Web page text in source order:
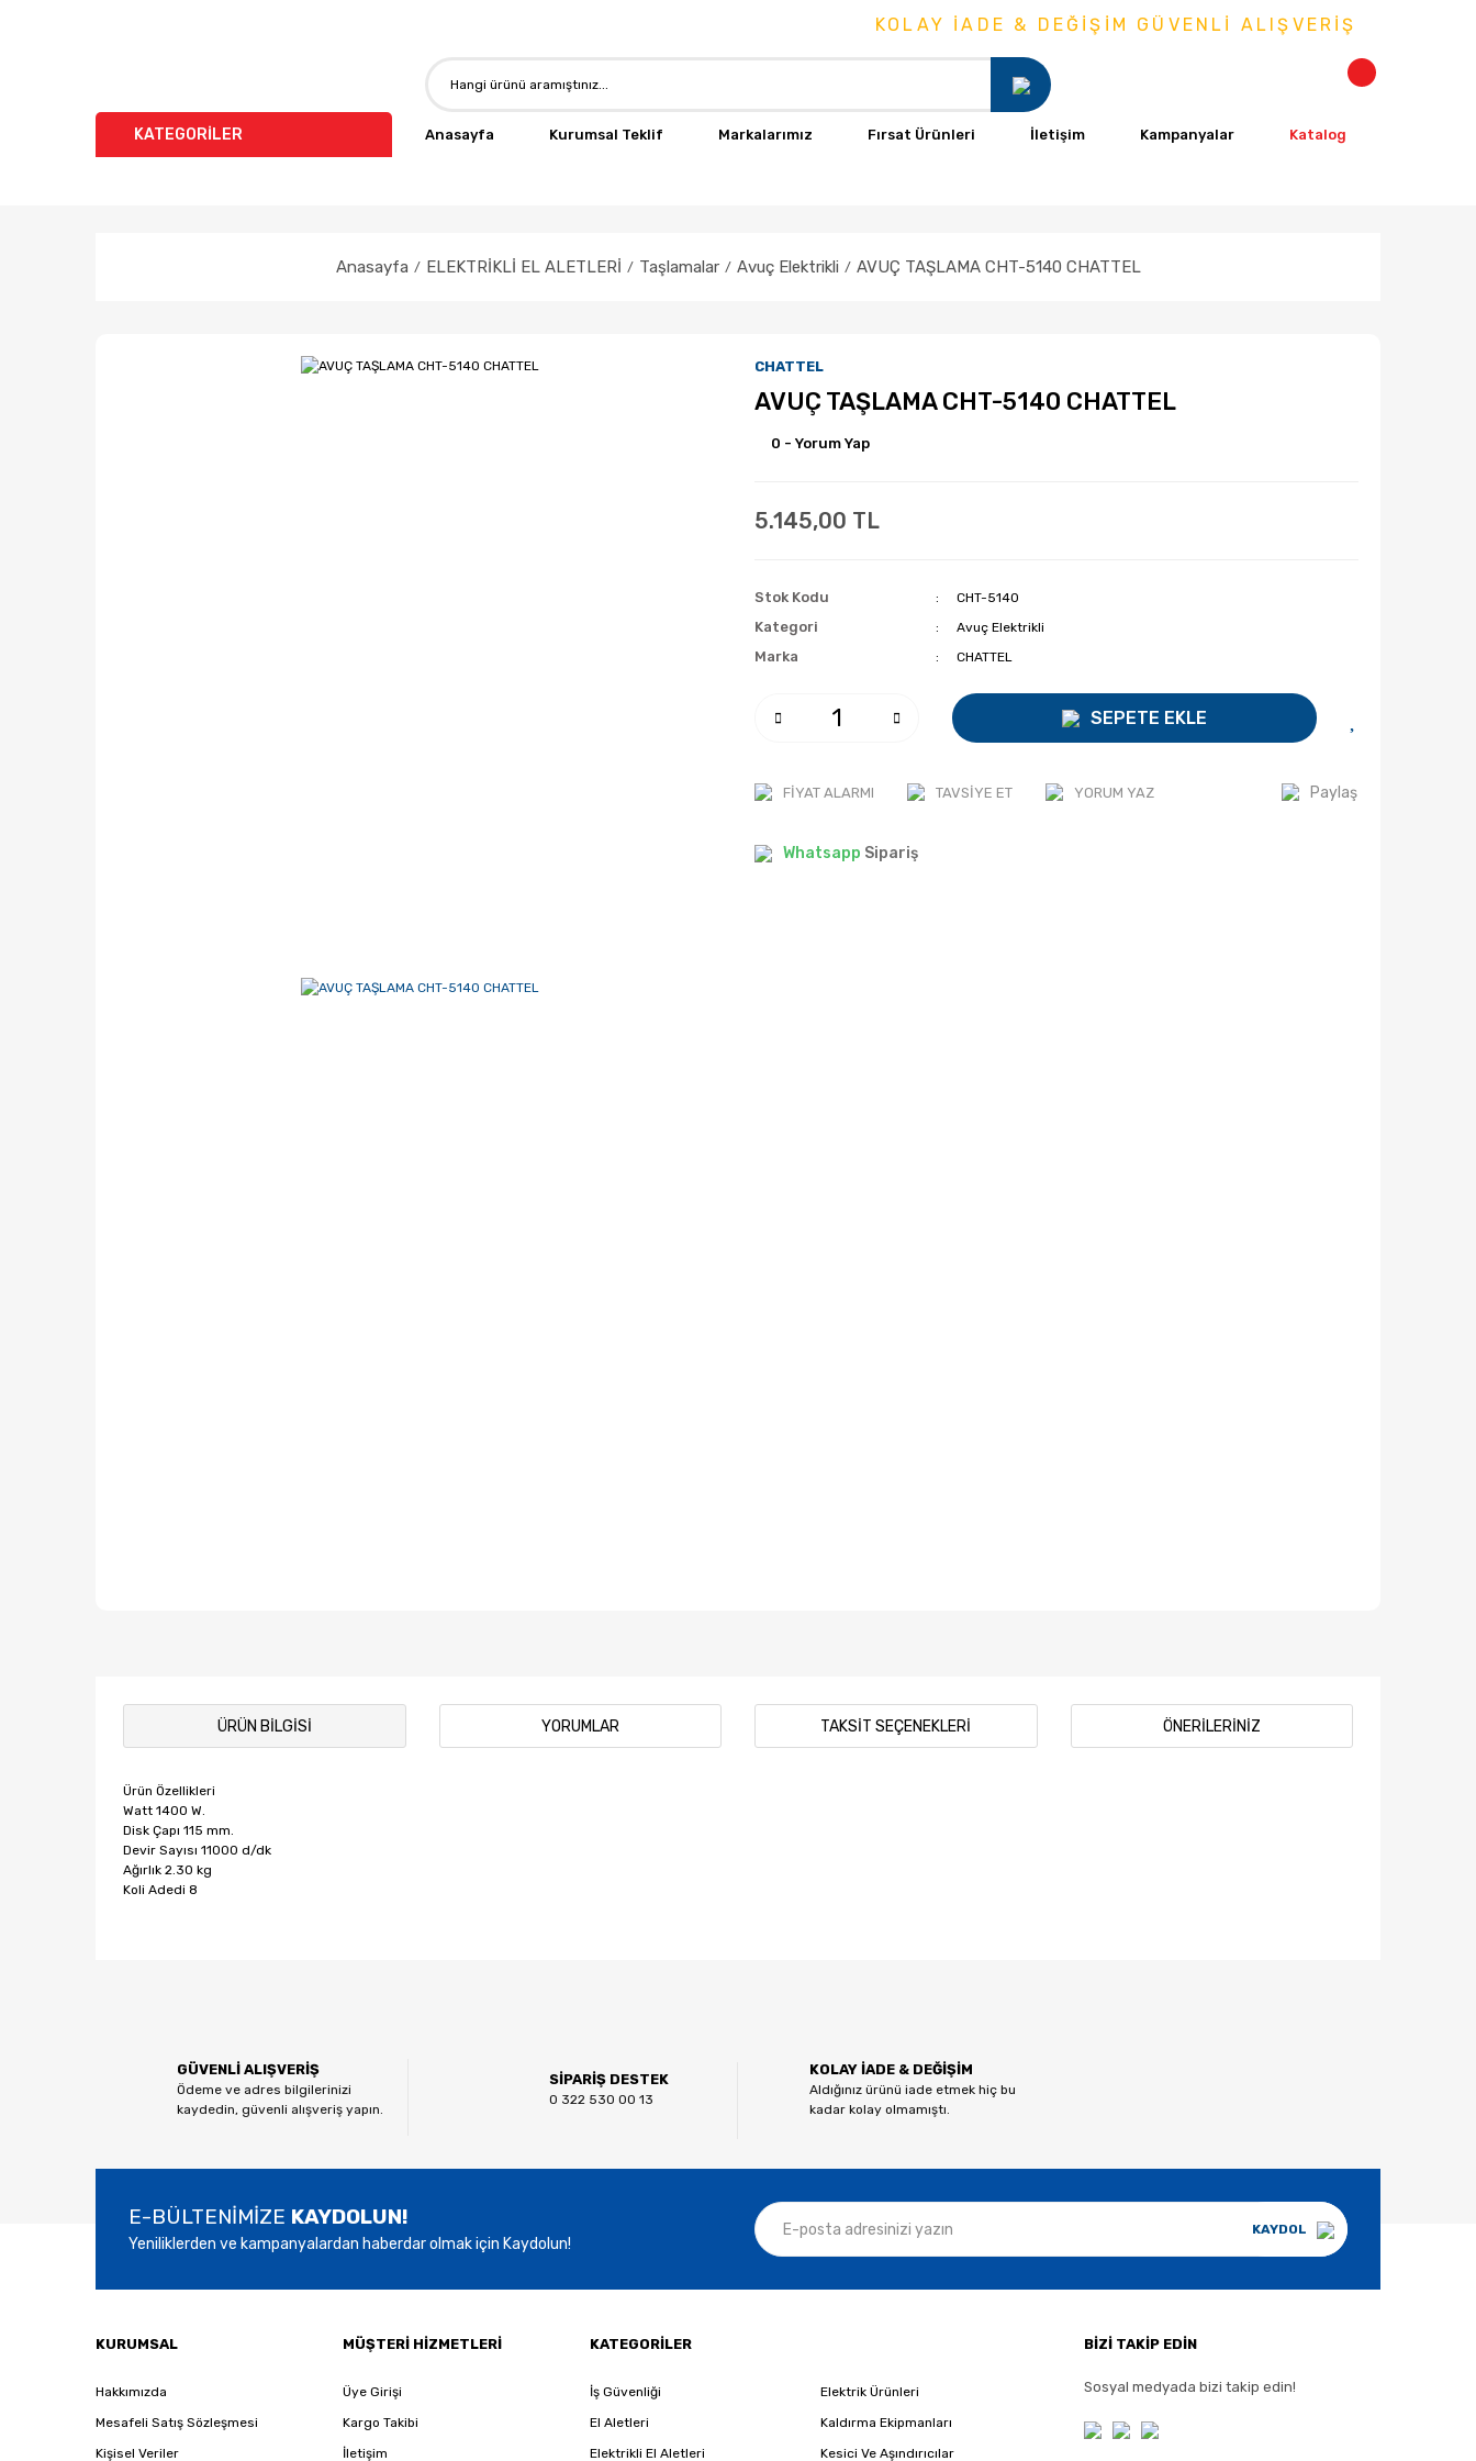
KOLAY İADE & DEĞİŞİM GÜVENLİ ALIŞVERİŞ
KATEGORİLER Anasayfa Kurumsal Teklif Markalarımız Fırsat Ürünleri İletişim Kampanyalar Katalog
Anasayfa ELEKTRİKLİ EL ALETLERİ Taşlamalar Avuç Elektrikli AVUÇ TAŞLAMA CHT-5140 CHATTEL
CHATTEL
AVUÇ TAŞLAMA CHT-5140 CHATTEL
0 - Yorum Yap
5.145,00 TL
Stok Kodu CHT-5140
Kategori Avuç Elektrikli
Marka CHATTEL
SEPETE EKLE
FIYAT ALARMI TAVSIYE ET YORUM YAZ Paylaş
Whatsapp Sipariş
ÜRÜN BILGISI YORUMLAR TAKSIT SEÇENEKLERI ÖNERILERINIZ
Ürün Özellikleri
Watt 1400 W.
Disk Çapı 115 mm.
Devir Sayısı 11000 d/dk
Ağırlık 2.30 kg
Koli Adedi 8
Ürün açıklamasında eksik bilgiler bulunuyor.
Ürün bilgilerinde hatalar bulunuyor.
GÜVENLİ ALIŞVERİŞ
Ödeme ve adres bilgilerinizi
kaydedin, güvenli alışveriş yapın.
SİPARİŞ DESTEK
0 322 530 00 13
KOLAY İADE & DEĞİŞİM
Aldığınız ürünü iade etmek hiç bu
kadar kolay olmamıştı.
E-BÜLTENİMİZE KAYDOLUN!
Yeniliklerden ve kampanyalardan haberdar olmak için Kaydolun!
KAYDOL
KURUMSAL
Hakkımızda
Mesafeli Satış Sözleşmesi
Kişisel Veriler
MÜŞTERİ HİZMETLERİ
Üye Girişi
Kargo Takibi
İletişim
KATEGORİLER
İş Güvenliği
Elektrik Ürünleri
El Aletleri
Kaldırma Ekipmanları
Elektrikli El Aletleri
Kesici Ve Aşındırıcılar
BİZİ TAKİP EDİN
Sosyal medyada bizi takip edin!